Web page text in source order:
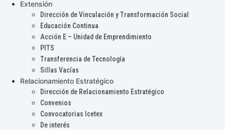
Extensión
Dirección de Vinculación y Transformación Social
Educación Continua
Acción E – Unidad de Emprendimiento
PITS
Transferencia de Tecnología
Sillas Vacías
Relacionamiento Estratégico
Dirección de Relacionamiento Estratégico
Convenios
Convocatorias Icetex
De interés